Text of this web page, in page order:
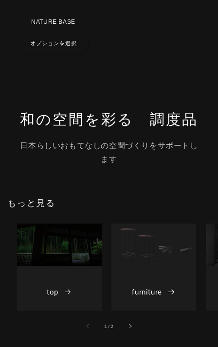
NATURE BASE
オプションを選択
和の空間を彩る 調度品
日本らしいおもてなしの空間づくりをサポートし
ます
もっと見る
top furniture
1 /の
2